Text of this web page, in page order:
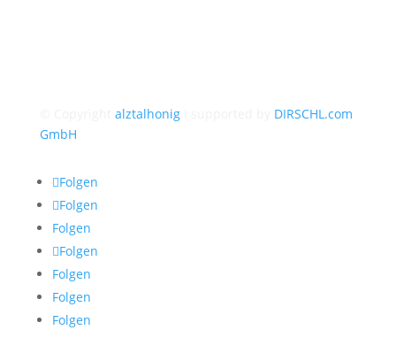
alztalhonig
DIRSCHL.com
GmbH
Folgen
Folgen
Folgen
Folgen
Folgen
Folgen
Folgen